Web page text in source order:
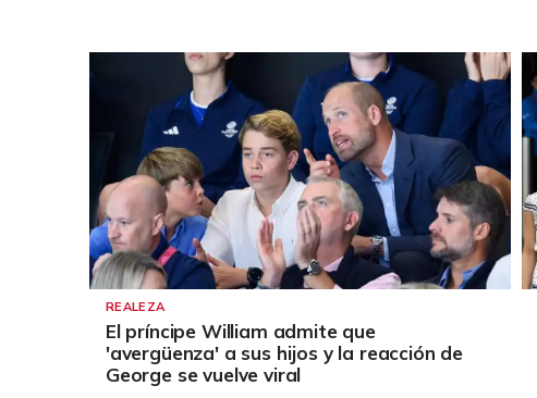
REALEZA
El príncipe William admite que
'avergüenza' a sus hijos y la reacción de
George se vuelve viral